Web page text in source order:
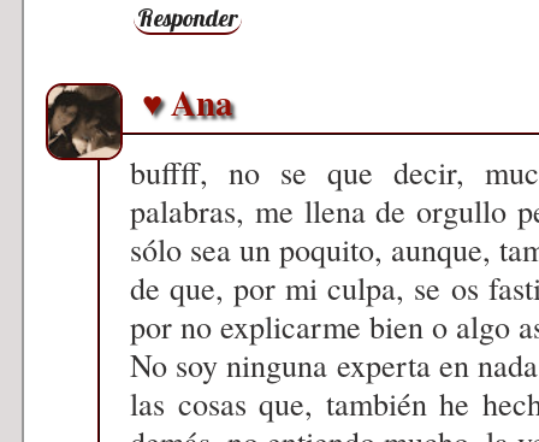
Responder
♥ Ana
buffff, no se que decir,
palabras, me llena de orgullo
sólo sea un poquito, aunque,
de que, por mi culpa, se os
por no explicarme bien o algo
No soy ninguna experta en
las cosas que, también he